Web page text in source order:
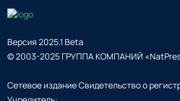
Версия 2025.1 Beta
© 2003-2025 ГРУППА КОМПАНИЙ
Сетевое издание Свидетельство о